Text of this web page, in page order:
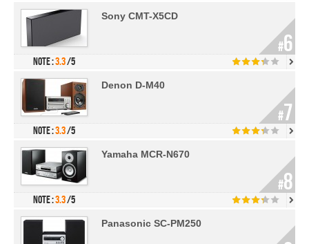
Sony CMT-X5CD
Note :3.3/5
#6
Denon D-M40
Note :3.3/5
#7
Yamaha MCR-N670
Note :3.3/5
#8
Panasonic SC-PM250